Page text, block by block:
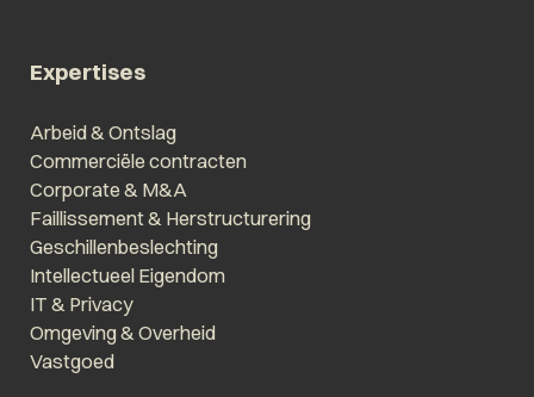
Expertises
Arbeid & Ontslag
Commerciële contracten
Corporate & M&A
Faillissement & Herstructurering
Geschillenbeslechting
Intellectueel Eigendom
IT & Privacy
Omgeving & Overheid
Vastgoed